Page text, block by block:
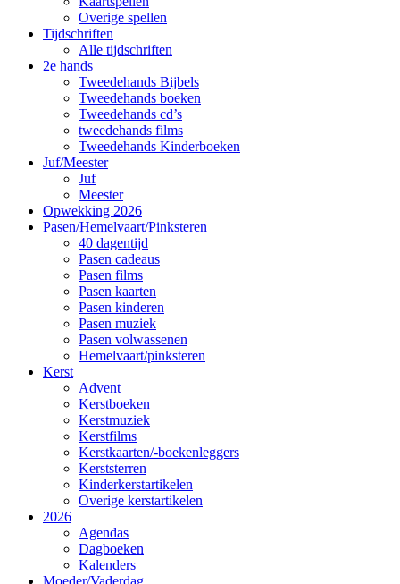
Overige spellen
Tijdschriften
Alle tijdschriften
2e hands
Tweedehands Bijbels
Tweedehands boeken
Tweedehands cd’s
tweedehands films
Tweedehands Kinderboeken
Juf/Meester
Juf
Meester
Opwekking 2026
Pasen/Hemelvaart/Pinksteren
40 dagentijd
Pasen cadeaus
Pasen films
Pasen kaarten
Pasen kinderen
Pasen muziek
Pasen volwassenen
Hemelvaart/pinksteren
Kerst
Advent
Kerstboeken
Kerstmuziek
Kerstfilms
Kerstkaarten/-boekenleggers
Kerststerren
Kinderkerstartikelen
Overige kerstartikelen
2026
Agendas
Dagboeken
Kalenders
Moeder/Vaderdag